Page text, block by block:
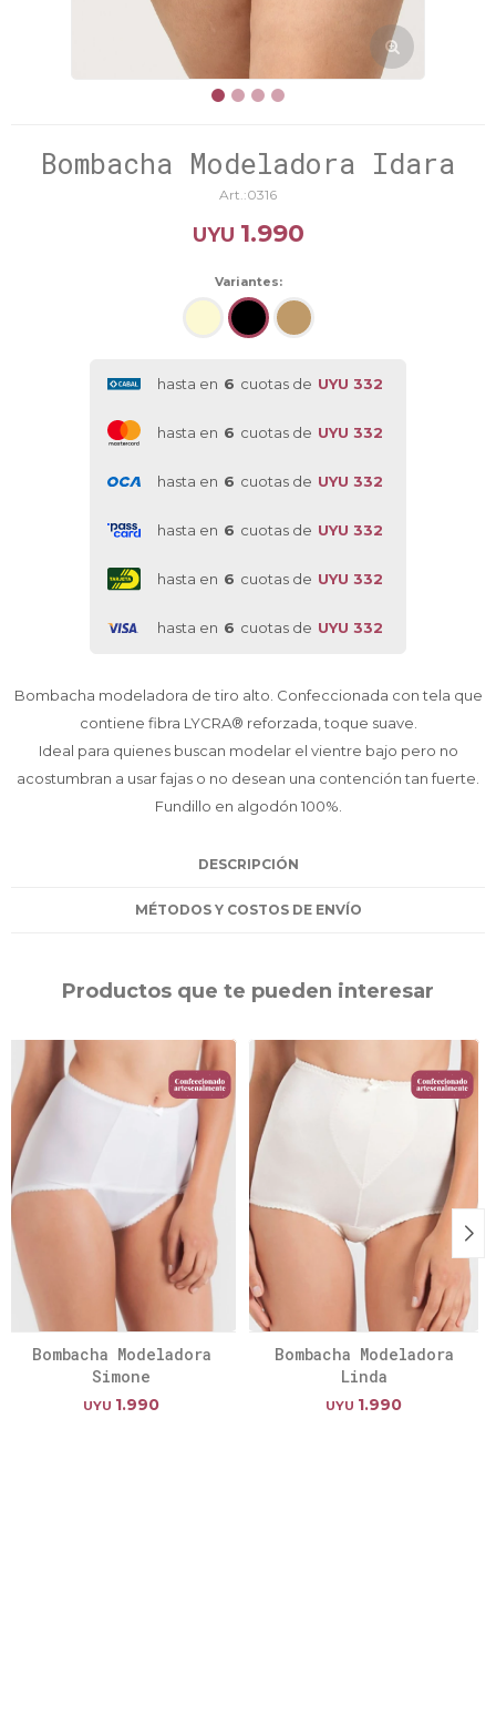
Bombacha Modeladora Idara
0316
UYU 1.990
Variantes:
hasta en 6 cuotas de UYU 332
hasta en 6 cuotas de UYU 332
hasta en 6 cuotas de UYU 332
hasta en 6 cuotas de UYU 332
hasta en 6 cuotas de UYU 332
hasta en 6 cuotas de UYU 332
Bombacha modeladora de tiro alto. Confeccionada con tela que
contiene fibra LYCRA® reforzada, toque suave.
Ideal para quienes buscan modelar el vientre bajo pero no
acostumbran a usar fajas o no desean una contención tan fuerte.
Fundillo en algodón 100%.
DESCRIPCIÓN
MÉTODOS Y COSTOS DE ENVÍO
Productos que te pueden interesar
Bombacha Modeladora
Simone
UYU 1.990
Bombacha Modeladora
Linda
UYU 1.990